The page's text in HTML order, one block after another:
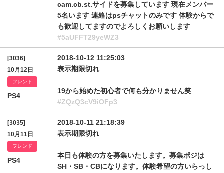
cam.cb.st.サイドを募集しています 現在メンバー
5名います 連絡はpsチャットのみです 体験からで
も歓迎してますのでよろしくお願いします
#5aUFFT29yeWZ3
[3036]
10月12日
フレンド
PS4
2018-10-12 11:25:03
表示期限切れ
19から始めた初心者で何も分かりません笑
#ZQzQ3cV9iOFp3
[3035]
10月11日
フレンド
PS4
2018-10-11 21:18:39
表示期限切れ
本日も体験の方を募集いたします。募集ポジは
SH・SB・CBになります。体験希望の方いらっし